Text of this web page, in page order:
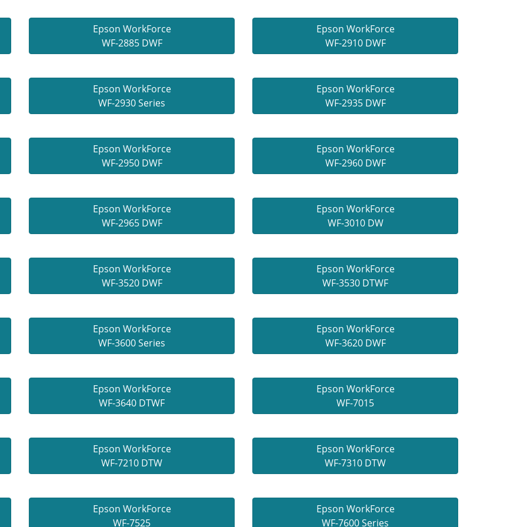
Epson WorkForce
WF-2885 DWF
Epson WorkForce
WF-2910 DWF
Epson WorkForce
WF-2930 Series
Epson WorkForce
WF-2935 DWF
Epson WorkForce
WF-2950 DWF
Epson WorkForce
WF-2960 DWF
Epson WorkForce
WF-2965 DWF
Epson WorkForce
WF-3010 DW
Epson WorkForce
WF-3520 DWF
Epson WorkForce
WF-3530 DTWF
Epson WorkForce
WF-3600 Series
Epson WorkForce
WF-3620 DWF
Epson WorkForce
WF-3640 DTWF
Epson WorkForce
WF-7015
Epson WorkForce
WF-7210 DTW
Epson WorkForce
WF-7310 DTW
Epson WorkForce
WF-7525
Epson WorkForce
WF-7600 Series